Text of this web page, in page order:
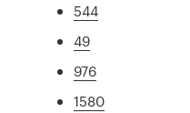
544
49
976
1580